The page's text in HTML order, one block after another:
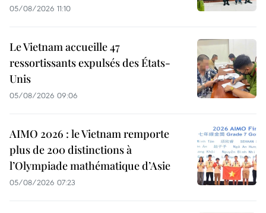
05/08/2026 11:10
Le Vietnam accueille 47
ressortissants expulsés des États-
Unis
05/08/2026 09:06
AIMO 2026 : le Vietnam remporte
plus de 200 distinctions à
l’Olympiade mathématique d’Asie
05/08/2026 07:23